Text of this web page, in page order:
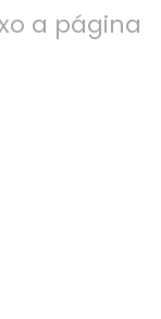
a página